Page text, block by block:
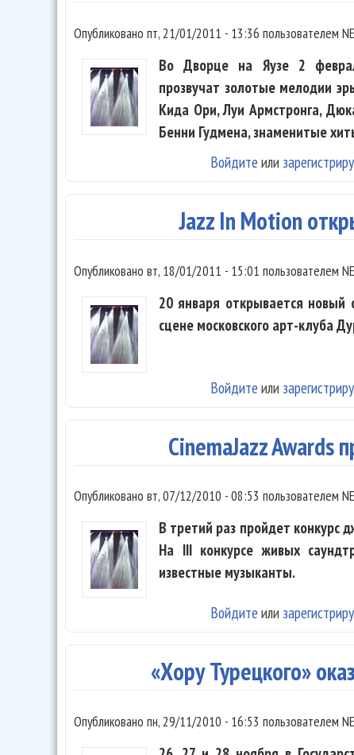
Опубликовано пт, 21/01/2011 - 13:36 пользователем
Во Дворце на Яузе 2
прозвучат золотые мелодии
Кида Ори, Луи Армстронга,
Бенни Гудмена, знаменитые
Войдите или
Jazz In Motion
Опубликовано вт, 18/01/2011 - 15:01 пользователем
20 января открывается новый
сцене московского арт-клуба
Войдите или
CinemaJazz Awards
Опубликовано вт, 07/12/2010 - 08:53 пользователем
В третий раз пройдет конкурс
На III конкурсе живых
известные музыканты.
Войдите или
«Хору Турецкого»
Опубликовано пн, 29/11/2010 - 16:53 пользователем